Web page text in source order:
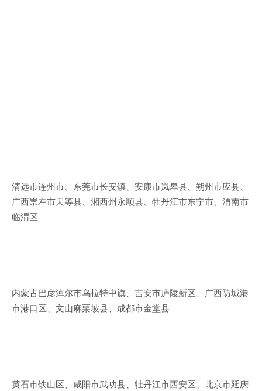
清远市连州市、东莞市长安镇、安康市岚皋县、朔州市应县、
广西崇左市天等县、湘西州永顺县、牡丹江市东宁市、渭南市
临渭区
内蒙古巴彦淖尔市乌拉特中旗、吉安市庐陵新区、广西防城港
市港口区、文山麻栗坡县、成都市金堂县
黄石市铁山区、咸阳市武功县、牡丹江市西安区、北京市延庆